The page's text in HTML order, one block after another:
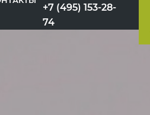
+7 (495) 153-28-
74